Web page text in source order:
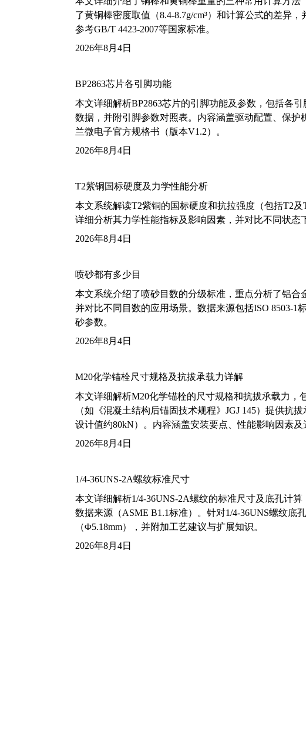
了黄铜棒密度取值（8.4-8.7g/cm³）和计算公式的差异
参考GB/T 4423-2007等国家标准。
2026年8月4日
BP2863芯片各引脚功能
本文详细解析BP2863芯片的引脚功能及参数，包括各
数据，并附引脚参数对照表。内容涵盖驱动配置、保
兰微电子官方规格书（版本V1.2）。
2026年8月4日
T2紫铜国标硬度及力学性能分析
本文系统解读T2紫铜的国标硬度和抗拉强度（包括T2及
详细分析其力学性能指标及影响因素，并对比不同状态
2026年8月4日
喷砂都有多少目
本文系统介绍了喷砂目数的分级标准，重点分析了铝合
并对比不同目数的应用场景。数据来源包括ISO 8503-
砂参数。
2026年8月4日
M20化学锚栓尺寸规格及抗拔承载力详解
本文详细解析M20化学锚栓的尺寸规格和抗拔承载力
（如《混凝土结构后锚固技术规程》JGJ 145）提供抗
设计值约80kN）。内容涵盖安装要点、性能影响因素及
2026年8月4日
1/4-36UNS-2A螺纹标准尺寸
本文详细解析1/4-36UNS-2A螺纹的标准尺寸及底孔计
数据来源（ASME B1.1标准）。针对1/4-36UNS螺纹底
（Φ5.18mm），并附加工艺建议与扩展知识。
2026年8月4日